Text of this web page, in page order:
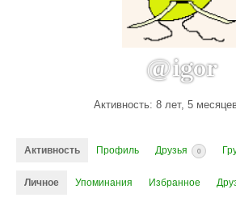
@igor
Активность: 8 лет, 5
Активность Профиль Друзья 0
Личное Упоминания Избранное